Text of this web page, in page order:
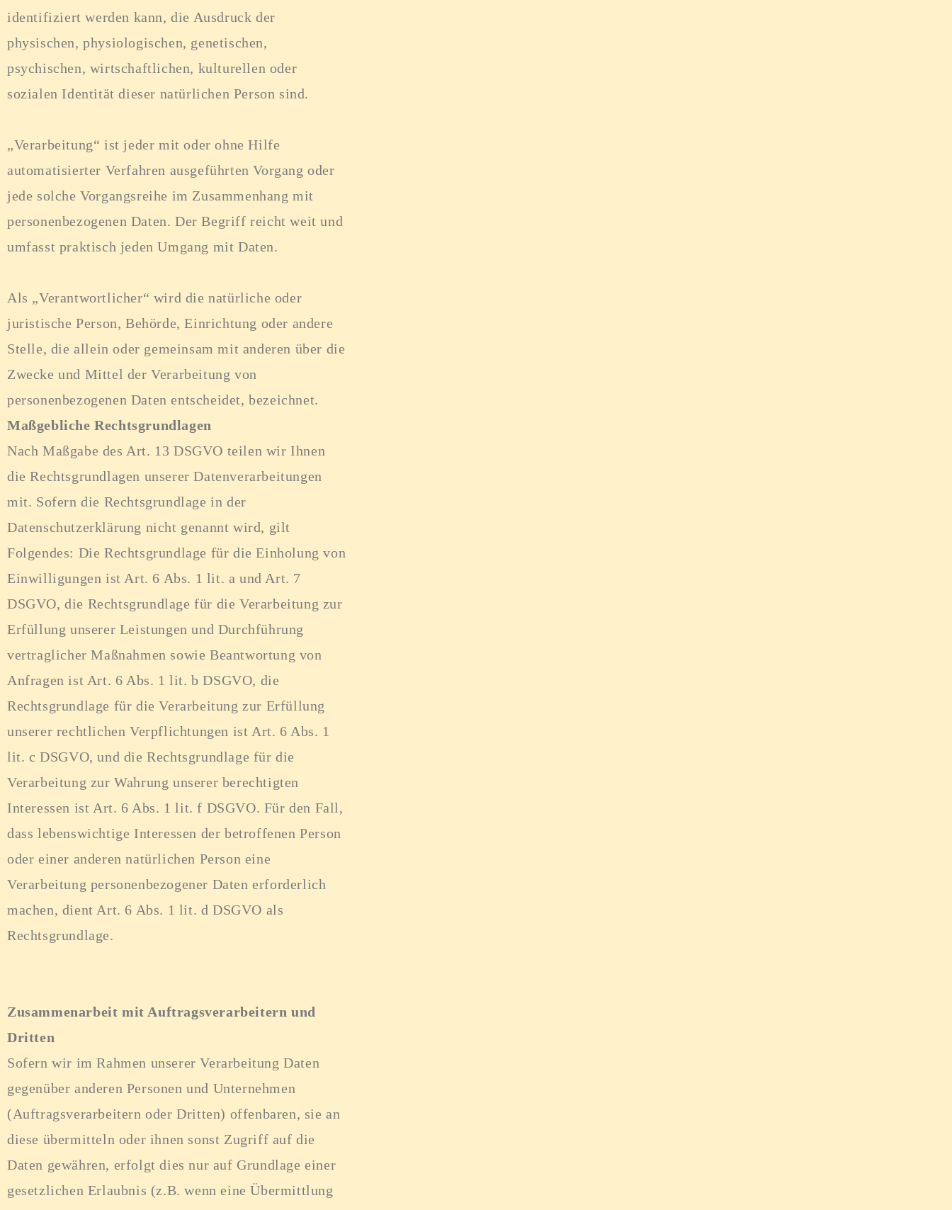
identifiziert werden kann, die Ausdruck der
physischen, physiologischen, genetischen,
psychischen, wirtschaftlichen, kulturellen oder
sozialen Identität dieser natürlichen Person sind.
„Verarbeitung“ ist jeder mit oder ohne Hilfe
automatisierter Verfahren ausgeführten Vorgang oder
jede solche Vorgangsreihe im Zusammenhang mit
personenbezogenen Daten. Der Begriff reicht weit und
umfasst praktisch jeden Umgang mit Daten.
Als „Verantwortlicher“ wird die natürliche oder
juristische Person, Behörde, Einrichtung oder andere
Stelle, die allein oder gemeinsam mit anderen über die
Zwecke und Mittel der Verarbeitung von
personenbezogenen Daten entscheidet, bezeichnet.
Maßgebliche Rechtsgrundlagen
Nach Maßgabe des Art. 13 DSGVO teilen wir Ihnen
die Rechtsgrundlagen unserer Datenverarbeitungen
mit. Sofern die Rechtsgrundlage in der
Datenschutzerklärung nicht genannt wird, gilt
Folgendes: Die Rechtsgrundlage für die Einholung von
Einwilligungen ist Art. 6 Abs. 1 lit. a und Art. 7
DSGVO, die Rechtsgrundlage für die Verarbeitung zur
Erfüllung unserer Leistungen und Durchführung
vertraglicher Maßnahmen sowie Beantwortung von
Anfragen ist Art. 6 Abs. 1 lit. b DSGVO, die
Rechtsgrundlage für die Verarbeitung zur Erfüllung
unserer rechtlichen Verpflichtungen ist Art. 6 Abs. 1
lit. c DSGVO, und die Rechtsgrundlage für die
Verarbeitung zur Wahrung unserer berechtigten
Interessen ist Art. 6 Abs. 1 lit. f DSGVO. Für den Fall,
dass lebenswichtige Interessen der betroffenen Person
oder einer anderen natürlichen Person eine
Verarbeitung personenbezogener Daten erforderlich
machen, dient Art. 6 Abs. 1 lit. d DSGVO als
Rechtsgrundlage.
Zusammenarbeit mit Auftragsverarbeitern und
Dritten
Sofern wir im Rahmen unserer Verarbeitung Daten
gegenüber anderen Personen und Unternehmen
(Auftragsverarbeitern oder Dritten) offenbaren, sie an
diese übermitteln oder ihnen sonst Zugriff auf die
Daten gewähren, erfolgt dies nur auf Grundlage einer
gesetzlichen Erlaubnis (z.B. wenn eine Übermittlung